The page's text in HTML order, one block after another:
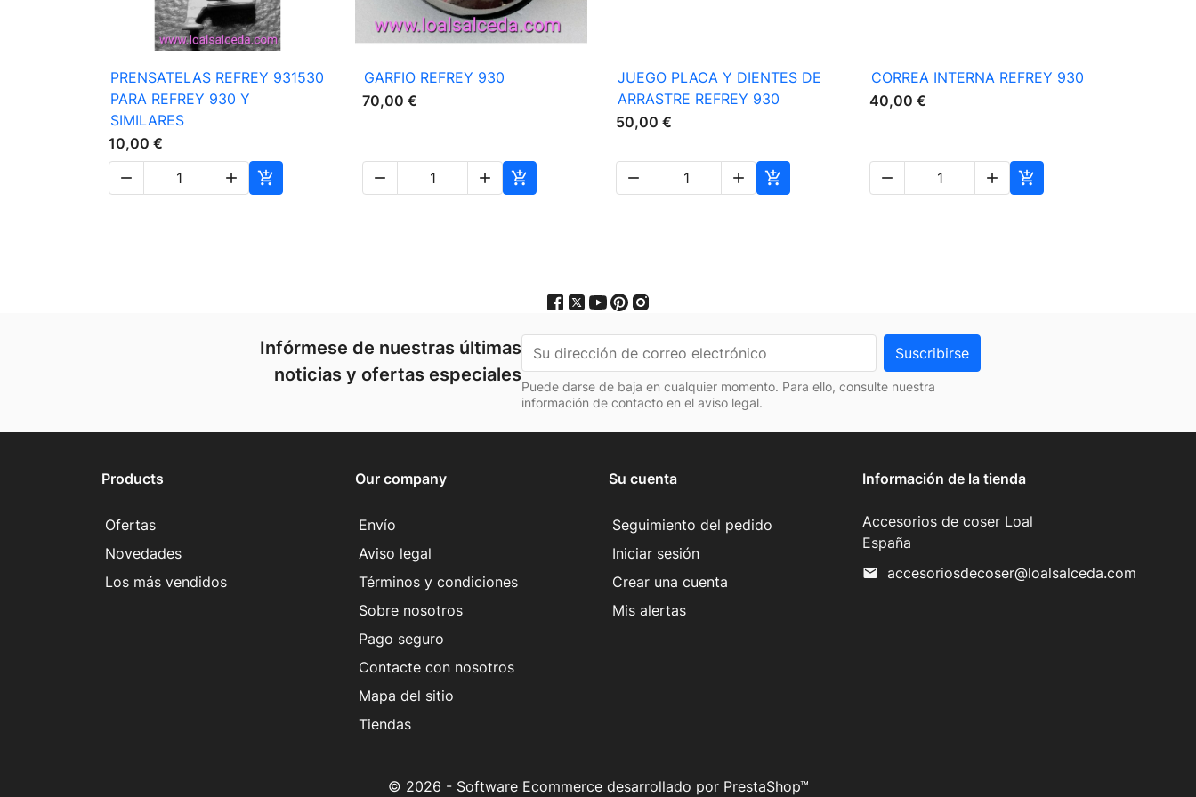
 Vista rápida
PRENSATELAS REFREY 931530
PARA REFREY 930 Y
SIMILARES
10,00 €

 
Vista rápida
GARFIO REFREY 930
70,00 €
  
Vista rápida
JUEGO PLACA Y DIENTES DE
ARRASTRE REFREY 930
50,00 €
  
Vista rápida
CORREA INTERNA REFREY 930
40,00 €
  
Infórmese de nuestras últimas
noticias y ofertas especiales
Puede darse de baja en cualquier momento. Para ello, consulte nuestra
información de contacto en el aviso legal.
Products
Ofertas
Novedades
Los más vendidos
Our company
Envío
Aviso legal
Términos y condiciones
Sobre nosotros
Pago seguro
Contacte con nosotros
Mapa del sitio
Tiendas
Su cuenta
Seguimiento del pedido
Iniciar sesión
Crear una cuenta
Mis alertas
Información de la tienda
Accesorios de coser Loal
España
mail accesoriosdecoser@loalsalceda.com
© 2026 - Software Ecommerce desarrollado por PrestaShop™